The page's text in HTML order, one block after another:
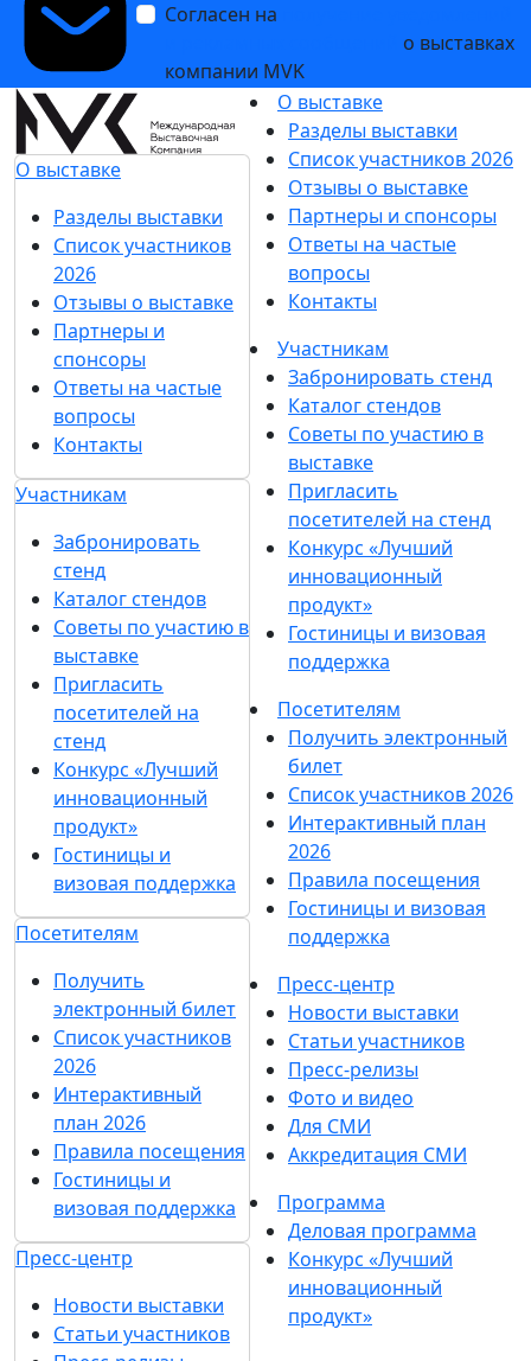
Согласен на
о выставках
компании MVK
О выставке
Разделы выставки
Список участников
2026
Отзывы о выставке
Партнеры и
спонсоры
Ответы на частые
вопросы
Контакты
Участникам
Забронировать
стенд
Каталог стендов
Советы по участию в
выставке
Пригласить
посетителей на
стенд
Конкурс «Лучший
инновационный
продукт»
Гостиницы и
визовая поддержка
Посетителям
Получить
электронный билет
Список участников
2026
Интерактивный
план 2026
Правила посещения
Гостиницы и
визовая поддержка
Пресс-центр
Новости выставки
Статьи участников
О выставке
Разделы выставки
Список участников 2026
Отзывы о выставке
Партнеры и спонсоры
Ответы на частые
вопросы
Контакты
Участникам
Забронировать стенд
Каталог стендов
Советы по участию в
выставке
Пригласить
посетителей на стенд
Конкурс «Лучший
инновационный
продукт»
Гостиницы и визовая
поддержка
Посетителям
Получить электронный
билет
Список участников 2026
Интерактивный план
2026
Правила посещения
Гостиницы и визовая
поддержка
Пресс-центр
Новости выставки
Статьи участников
Пресс-релизы
Фото и видео
Для СМИ
Аккредитация СМИ
Программа
Деловая программа
Конкурс «Лучший
инновационный
продукт»